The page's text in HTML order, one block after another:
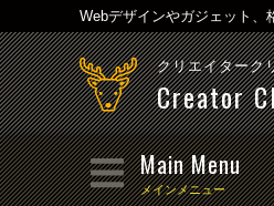
Webデザインやガジェット、
クリエイターク
Creator
Main Menu
メインメニュー